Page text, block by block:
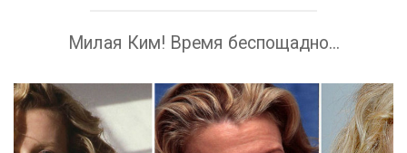
Милая Ким! Время беспощадно...